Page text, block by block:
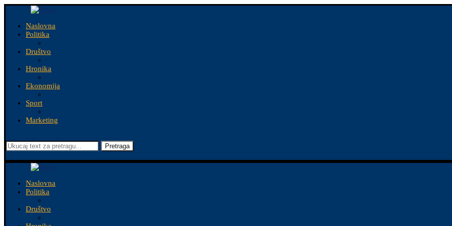
Naslovna
Politika
Društvo
Hronika
Ekonomija
Sport
Marketing
Pretraga
Naslovna
Politika
Društvo